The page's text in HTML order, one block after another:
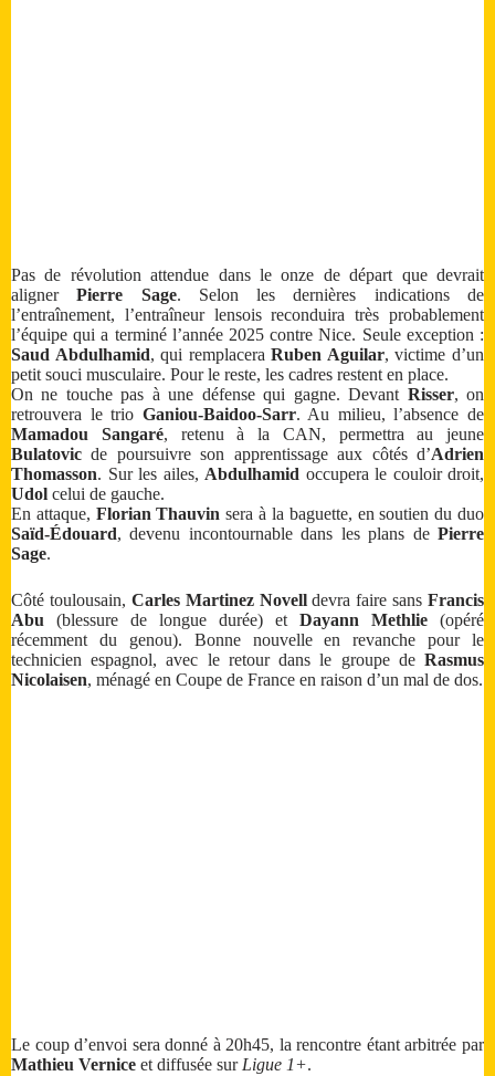
Pas de révolution attendue dans le onze de départ que devrait
alignerPierre Sage. Selon les dernières indications de
l’entraînement, l’entraîneur lensois reconduira très probablement
l’équipe qui a terminé l’année 2025 contre Nice. Seule exception :
Saud Abdulhamid, qui remplaceraRuben Aguilar, victime d’un
petit souci musculaire. Pour le reste, les cadres restent en place.
On ne touche pas à une défense qui gagne. Devant Risser, on
retrouvera le trio Ganiou-Baidoo-Sarr. Au milieu, l’absence de
Mamadou Sangaré, retenu à la CAN, permettra au jeune
Bulatovic de poursuivre son apprentissage aux côtés d’Adrien
Thomasson. Sur les ailes, Abdulhamid occupera le couloir droit,
Udol celui de gauche.
En attaque, Florian Thauvin sera à la baguette, en soutien du duo
Saïd-Édouard, devenu incontournable dans les plans de Pierre
Sage.
Côté toulousain, Carles Martinez Novelldevra faire sans Francis
Abu (blessure de longue durée) et Dayann Methlie (opéré
récemment du genou). Bonne nouvelle en revanche pour le
technicien espagnol, avec le retour dans le groupe de Rasmus
Nicolaisen, ménagé en Coupe de France en raison d’un mal de dos.
Le coup d’envoi sera donné à 20h45, la rencontre étant arbitrée par
Mathieu Vernice et diffusée sur Ligue 1+.